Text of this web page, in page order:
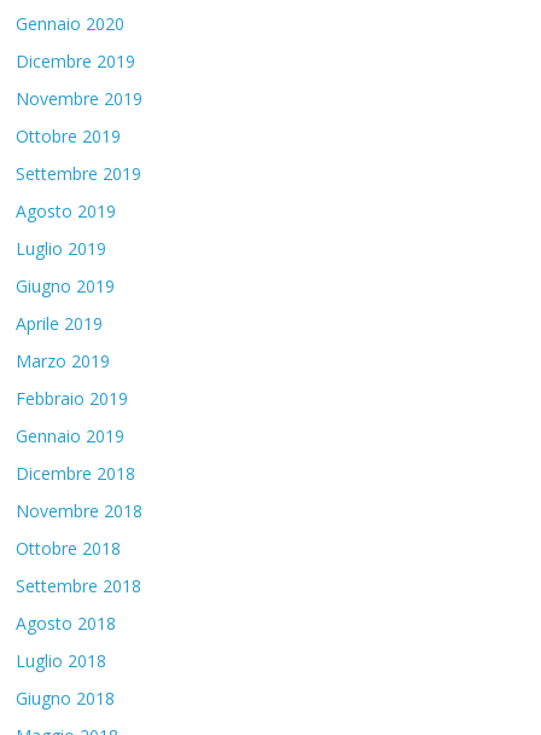
Gennaio 2020
Dicembre 2019
Novembre 2019
Ottobre 2019
Settembre 2019
Agosto 2019
Luglio 2019
Giugno 2019
Aprile 2019
Marzo 2019
Febbraio 2019
Gennaio 2019
Dicembre 2018
Novembre 2018
Ottobre 2018
Settembre 2018
Agosto 2018
Luglio 2018
Giugno 2018